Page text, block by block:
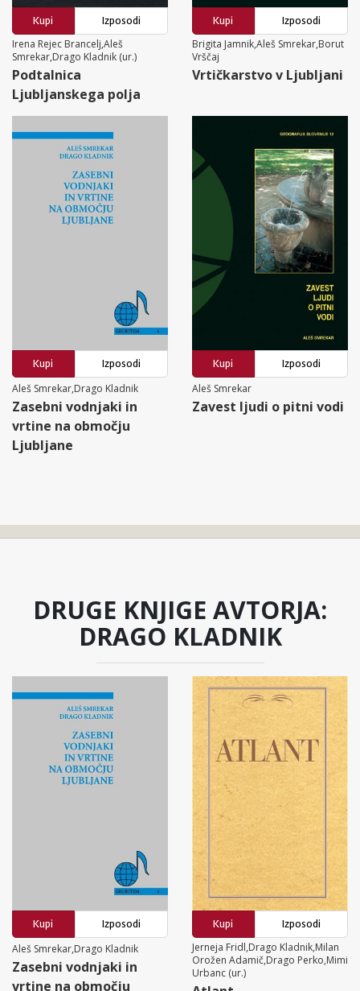
Kupi
Izposodi
Irena Rejec Brancelj,Aleš
Smrekar,Drago Kladnik (ur.)
Podtalnica
Ljubljanskega polja
Kupi
Izposodi
Brigita Jamnik,Aleš Smrekar,Borut
Vrščaj
Vrtičkarstvo v Ljubljani
Kupi
Izposodi
Aleš Smrekar,Drago Kladnik
Zasebni vodnjaki in
vrtine na območju
Ljubljane
Kupi
Izposodi
Aleš Smrekar
Zavest ljudi o pitni vodi
DRUGE KNJIGE AVTORJA:
DRAGO KLADNIK
Kupi
Izposodi
Aleš Smrekar,Drago Kladnik
Zasebni vodnjaki in
vrtine na območju
Kupi
Izposodi
Jerneja Fridl,Drago Kladnik,Milan
Orožen Adamič,Drago Perko,Mimi
Urbanc (ur.)